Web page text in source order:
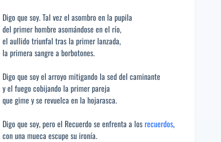
Digo que soy. Tal vez el asombro en la pupila
del primer hombre asomándose en el río,
el aullido triunfal tras la primer lanzada,
la primera sangre a borbotones.
Digo que soy el arroyo mitigando la sed del caminante
y el fuego cobijando la primer pareja
que gime y se revuelca en la hojarasca.
Digo que soy, pero el Recuerdo se enfrenta a los recuerdos,
con una mueca escupe su ironía.